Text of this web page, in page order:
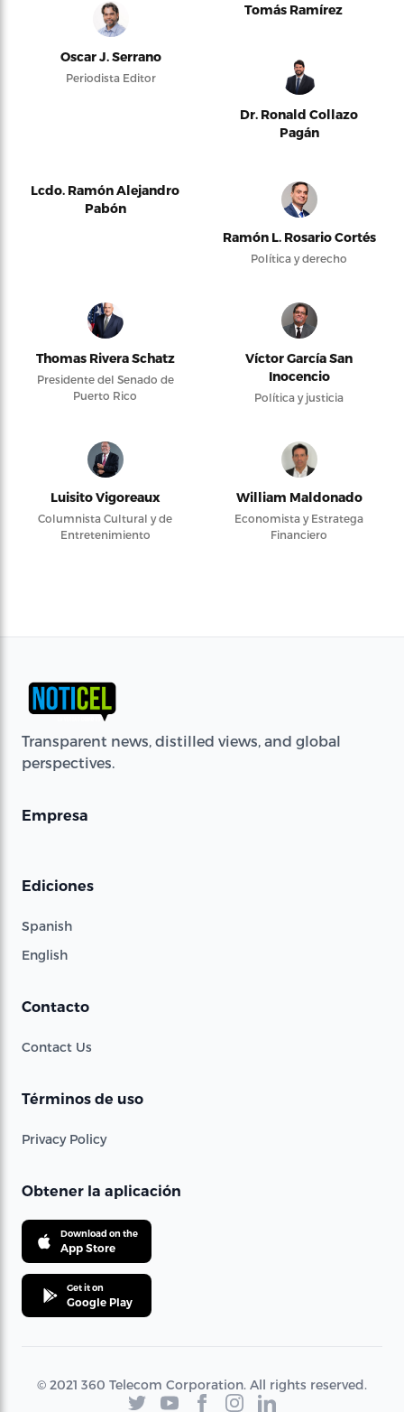
Oscar J. Serrano
Periodista Editor
Tomás Ramírez
Dr. Ronald Collazo
Pagán
Lcdo. Ramón Alejandro
Pabón
Ramón L. Rosario Cortés
Política y derecho
Thomas Rivera Schatz
Presidente del Senado de
Puerto Rico
Víctor García San
Inocencio
Política y justicia
Luisito Vigoreaux
Columnista Cultural y de
Entretenimiento
William Maldonado
Economista y Estratega
Financiero
Transparent news, distilled views, and global
perspectives.
Empresa
Ediciones
Spanish
English
Contacto
Contact Us
Términos de uso
Privacy Policy
Obtener la aplicación
Download on the
App Store
Get it on
Google Play
© 2021 360 Telecom Corporation. All rights reserved.